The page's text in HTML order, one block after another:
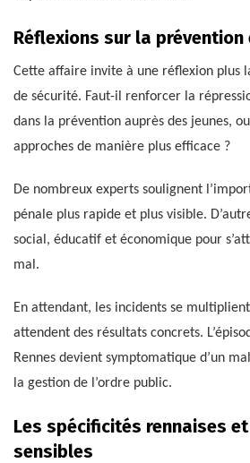
Réflexions sur la
Cette affaire invite à une réflexion plus
de sécurité. Faut-il renforcer la
dans la prévention auprès des jeunes,
approches de manière plus efficace ?
De nombreux experts soulignent
pénale plus rapide et plus visible.
social, éducatif et économique pour
mal.
En attendant, les incidents se
attendent des résultats concrets.
Rennes devient symptomatique d’un
la gestion de l’ordre public.
Les spécificités rennaises
sensibles